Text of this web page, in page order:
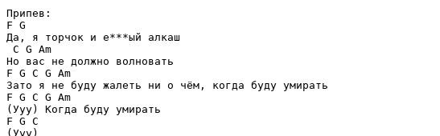
Припев:
F G
Да, я торчок и е***ый алкаш
C G Am
Но вас не должно волновать
F G C G Am
Зато я не буду жалеть ни о чём, когда буду умирать
F G C G Am
(Ууу) Когда буду умирать
F G C
(Ууу)